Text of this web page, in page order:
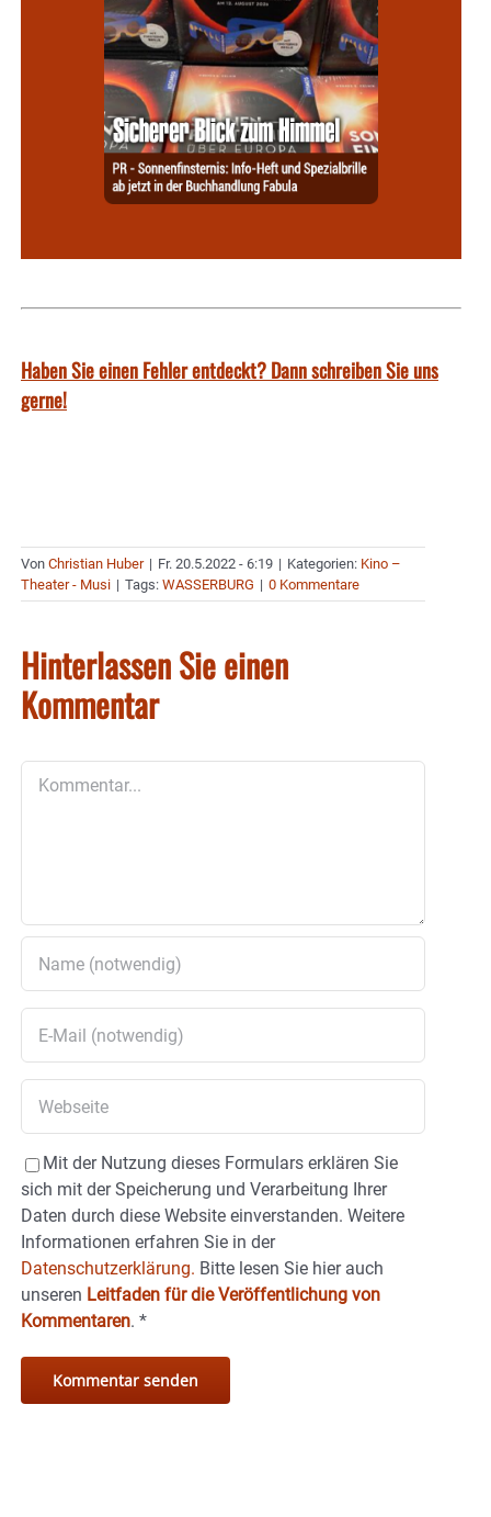
Haben Sie einen Fehler entdeckt? Dann schreiben Sie uns
gerne!
Von Christian Huber | Fr. 20.5.2022 - 6:19 | Kategorien: Kino –
Theater - Musi | Tags: WASSERBURG | 0 Kommentare
Hinterlassen Sie einen
Kommentar
Mit der Nutzung dieses Formulars erklären Sie
sich mit der Speicherung und Verarbeitung Ihrer
Daten durch diese Website einverstanden. Weitere
Informationen erfahren Sie in der
Datenschutzerklärung. Bitte lesen Sie hier auch
unseren Leitfaden für die Veröffentlichung von
Kommentaren. *